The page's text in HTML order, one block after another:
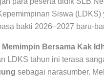
Siswa
bakti 2026–2027 baru-
Memimpin Bersama Kak
LDKS tahun ini terasa
sebagai narasumber.